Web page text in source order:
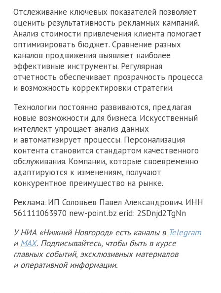
Отслеживание ключевых показателей позволяет
оценить результативность рекламных кампаний.
Анализ стоимости привлечения клиента помогает
оптимизировать бюджет. Сравнение разных
каналов продвижения выявляет наиболее
эффективные инструменты. Регулярная
отчетность обеспечивает прозрачность процесса
и возможность корректировки стратегии.
Технологии постоянно развиваются, предлагая
новые возможности для бизнеса. Искусственный
интеллект упрощает анализ данных
и автоматизирует процессы. Персонализация
контента становится стандартом качественного
обслуживания. Компании, которые своевременно
адаптируются к изменениям, получают
конкурентное преимущество на рынке.
Реклама. ИП Соловьев Павел Александрович. ИНН
561111063970 new-point.bz erid: 2SDnjd2TgNn
У НИА «Нижний Новгород» есть каналы в Telegram
и MAX. Подписывайтесь, чтобы быть в курсе
главных событий, эксклюзивных материалов
и оперативной информации.